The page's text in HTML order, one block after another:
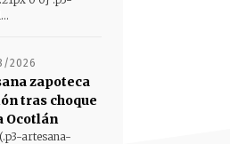
2026
zapoteca
tras choque
Ocotlán
artesana-